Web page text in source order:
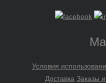
Условия
Доставка Заказы